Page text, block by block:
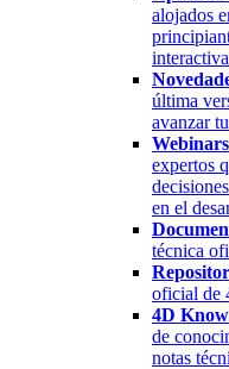
alojados
última
avanzar
expertos
en el
técnica
oficial de
4D
de
notas